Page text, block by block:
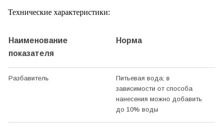
Технические характеристики:
Наименование
показателя
Норма
Разбавитель
Питьевая вода; в
зависимости от способа
нанесения можно добавить
до 10% воды